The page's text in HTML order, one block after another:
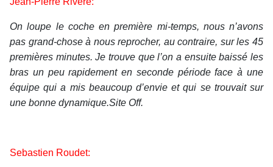
On loupe le coche en première mi-temps, nous n’avons
pas grand-chose à nous reprocher, au contraire, sur les 45
premières minutes. Je trouve que l’on a ensuite baissé les
bras un peu rapidement en seconde période face à une
équipe qui a mis beaucoup d’envie et qui se trouvait sur
une bonne dynamique.Site Off.
Sebastien Roudet: